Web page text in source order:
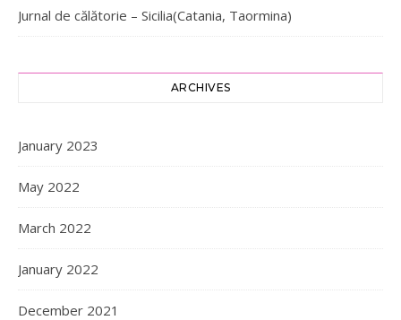
Jurnal de călătorie – Sicilia(Catania, Taormina)
ARCHIVES
January 2023
May 2022
March 2022
January 2022
December 2021